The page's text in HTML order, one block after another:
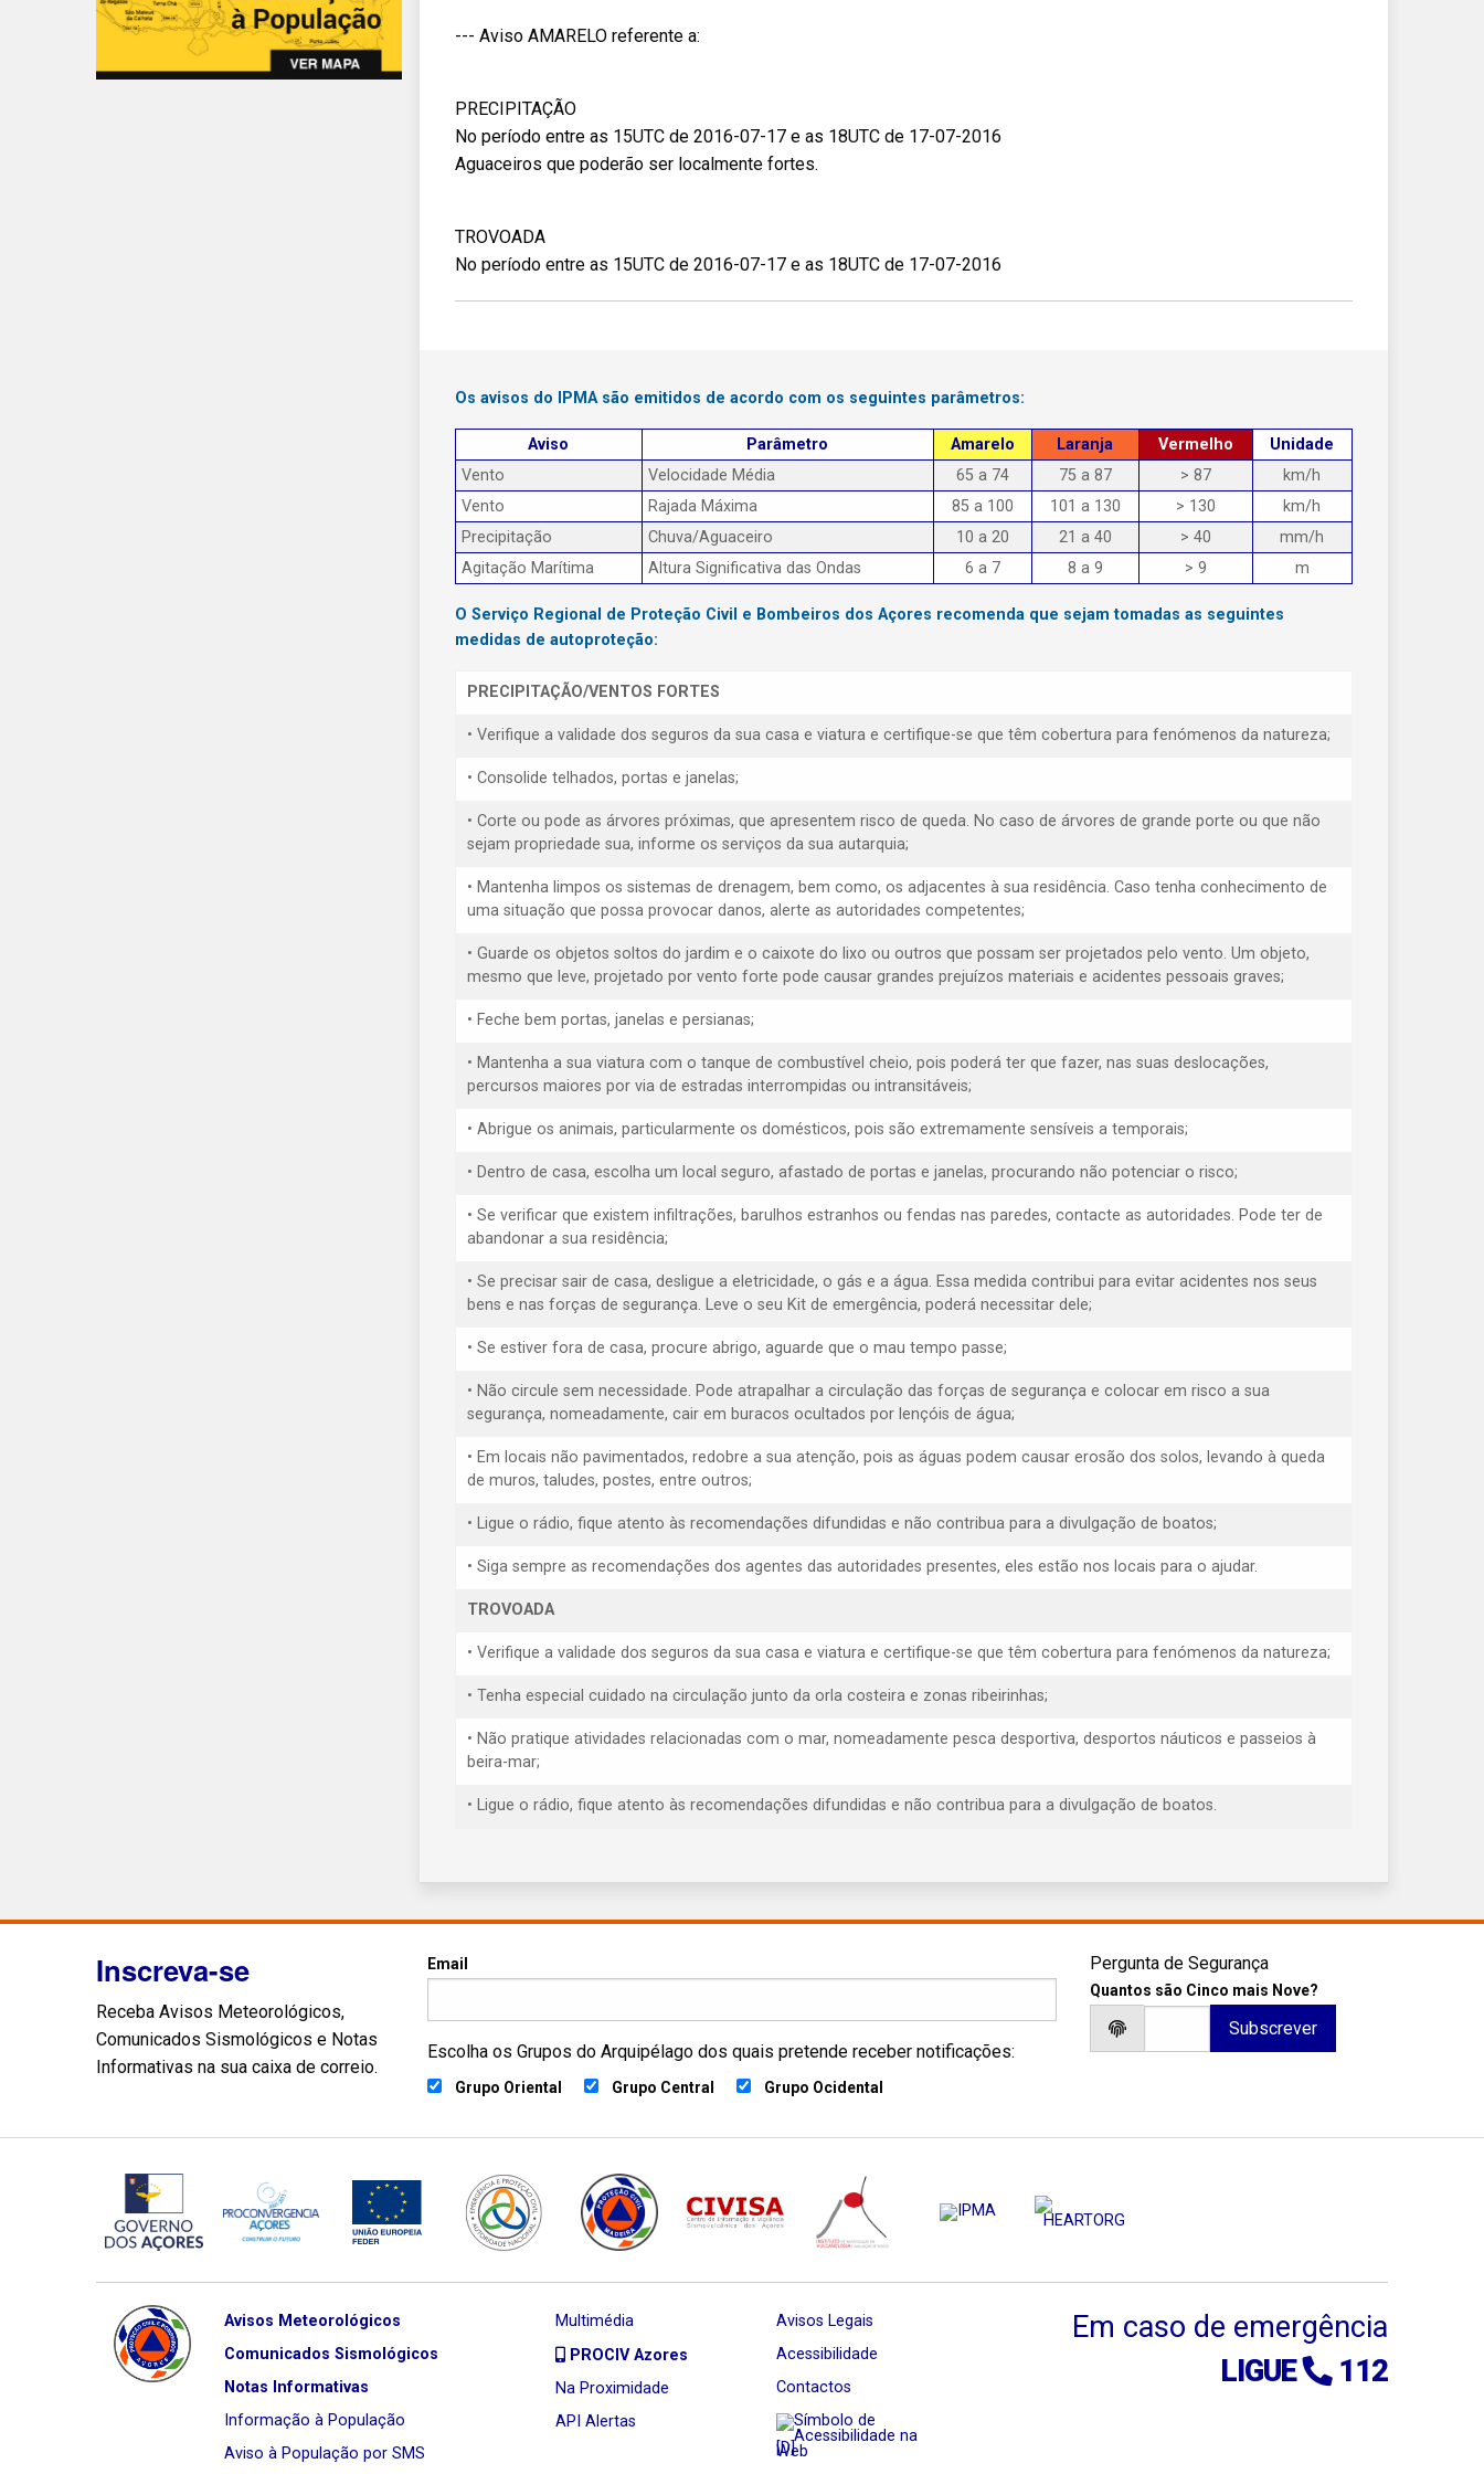
--- Aviso AMARELO referente a:
PRECIPITAÇÃO
No período entre as 15UTC de 2016-07-17 e as 18UTC de 17-07-2016
Aguaceiros que poderão ser localmente fortes.
TROVOADA
No período entre as 15UTC de 2016-07-17 e as 18UTC de 17-07-2016
Os avisos do IPMA são emitidos de acordo com os seguintes parâmetros:
Aviso Parâmetro Amarelo Laranja Vermelho
Unidade
Vento
Velocidade Média 65 a 74 75 a 87 > 87
km/h
Vento
Rajada Máxima 85 a 100 101 a 130 > 130
km/h
Precipitação
Chuva/Aguaceiro 10 a 20 21 a 40 > 40
mm/h
Agitação Marítima
Altura Significativa das Ondas 6 a 7 8 a 9 > 9 m
O Serviço Regional de Proteção Civil e Bombeiros dos Açores recomenda que sejam tomadas as seguintes
medidas de autoproteção:
PRECIPITAÇÃO/VENTOS FORTES
• Verifique a validade dos seguros da sua casa e viatura e certifique-se que têm cobertura para fenómenos da natureza;
• Consolide telhados, portas e janelas;
• Corte ou pode as árvores próximas, que apresentem risco de queda. No caso de árvores de grande porte ou que não
sejam propriedade sua, informe os serviços da sua autarquia;
• Mantenha limpos os sistemas de drenagem, bem como, os adjacentes à sua residência. Caso tenha conhecimento de
uma situação que possa provocar danos, alerte as autoridades competentes;
• Guarde os objetos soltos do jardim e o caixote do lixo ou outros que possam ser projetados pelo vento. Um objeto,
mesmo que leve, projetado por vento forte pode causar grandes prejuízos materiais e acidentes pessoais graves;
• Feche bem portas, janelas e persianas;
• Mantenha a sua viatura com o tanque de combustível cheio, pois poderá ter que fazer, nas suas deslocações,
percursos maiores por via de estradas interrompidas ou intransitáveis;
• Abrigue os animais, particularmente os domésticos, pois são extremamente sensíveis a temporais;
• Dentro de casa, escolha um local seguro, afastado de portas e janelas, procurando não potenciar o risco;
• Se verificar que existem infiltrações, barulhos estranhos ou fendas nas paredes, contacte as autoridades. Pode ter de
abandonar a sua residência;
• Se precisar sair de casa, desligue a eletricidade, o gás e a água. Essa medida contribui para evitar acidentes nos seus
bens e nas forças de segurança. Leve o seu Kit de emergência, poderá necessitar dele;
• Se estiver fora de casa, procure abrigo, aguarde que o mau tempo passe;
• Não circule sem necessidade. Pode atrapalhar a circulação das forças de segurança e colocar em risco a sua
segurança, nomeadamente, cair em buracos ocultados por lençóis de água;
• Em locais não pavimentados, redobre a sua atenção, pois as águas podem causar erosão dos solos, levando à queda
de muros, taludes, postes, entre outros;
• Ligue o rádio, fique atento às recomendações difundidas e não contribua para a divulgação de boatos;
• Siga sempre as recomendações dos agentes das autoridades presentes, eles estão nos locais para o ajudar.
TROVOADA
• Verifique a validade dos seguros da sua casa e viatura e certifique-se que têm cobertura para fenómenos da natureza;
• Tenha especial cuidado na circulação junto da orla costeira e zonas ribeirinhas;
• Não pratique atividades relacionadas com o mar, nomeadamente pesca desportiva, desportos náuticos e passeios à
beira-mar;
• Ligue o rádio, fique atento às recomendações difundidas e não contribua para a divulgação de boatos.
Inscreva-se
Receba Avisos Meteorológicos,
Comunicados Sismológicos e Notas
Informativas na sua caixa de correio.
Email
Escolha os Grupos do Arquipélago dos quais pretende receber notificações:
Grupo Oriental Grupo Central Grupo Ocidental
Pergunta de Segurança
Quantos são Cinco mais Nove?
Avisos Meteorológicos
Comunicados Sismológicos
Notas Informativas
Informação à População
Aviso à População por SMS
Multimédia
PROCIV Azores
Na Proximidade
API Alertas
Avisos Legais
Acessibilidade
Contactos
[D]
Em caso de emergência
LIGUE
112